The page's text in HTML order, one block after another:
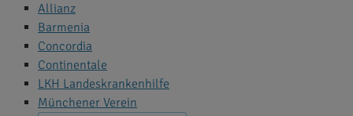
Allianz
Barmenia
Concordia
Continentale
LKH Landeskrankenhilfe
Münchener Verein